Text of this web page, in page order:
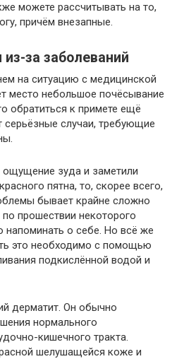
можете рассчитывать на то,
причём внезапные.
за заболеваний
на ситуацию с медицинской
место небольшое почёсывание
обратиться к примете ещё
случаи, требующие
зуда и заметили
пятна, то, скорее всего,
бывает крайне сложно
прошествии некоторого
напоминать о себе. Но всё же
это необходимо с помощью
подкислённой водой и
дерматит. Он обычно
нормального
кишечного тракта.
шелушащейся коже и